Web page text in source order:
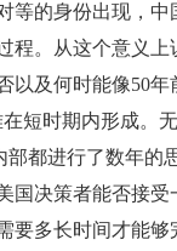
等的身份出现，
程。从这个意义
以及何时能像50
短时期内形成。
都进行了数年
国决策者能否接
要多长时间才能